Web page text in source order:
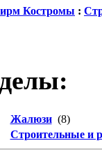
Костромы :
Жалюзи(8)
Строительные и